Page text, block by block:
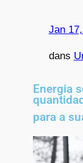
Jan
dans
Energia
para a